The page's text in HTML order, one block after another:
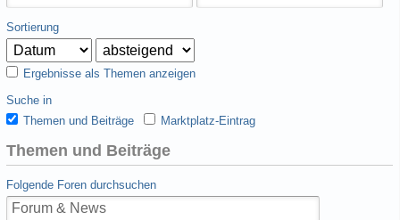
Sortierung
Ergebnisse als Themen anzeigen
Suche in
Themen und Beiträge
Marktplatz-Eintrag
Themen und Beiträge
Folgende Foren durchsuchen